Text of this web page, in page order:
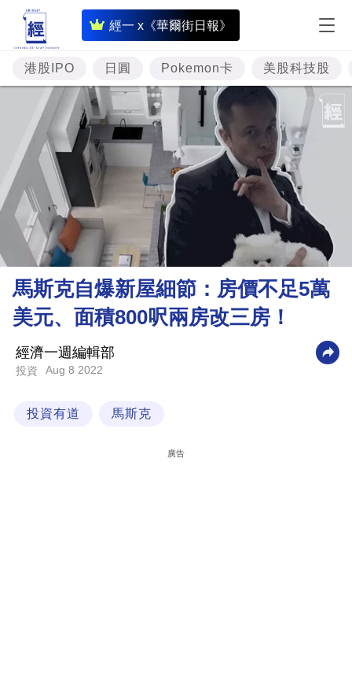
經一 x《華爾街日報》
即
時
財
經
專
投
樓
理
財
商
業
科
港股IPO 日圓 Pokemon卡 美股科技股
馬斯克自爆新屋細節：房價不足5萬
美元、面積800呎兩房改三房！
經濟一週編輯部
投資 Aug 8 2022
投資有道 馬斯克
廣告